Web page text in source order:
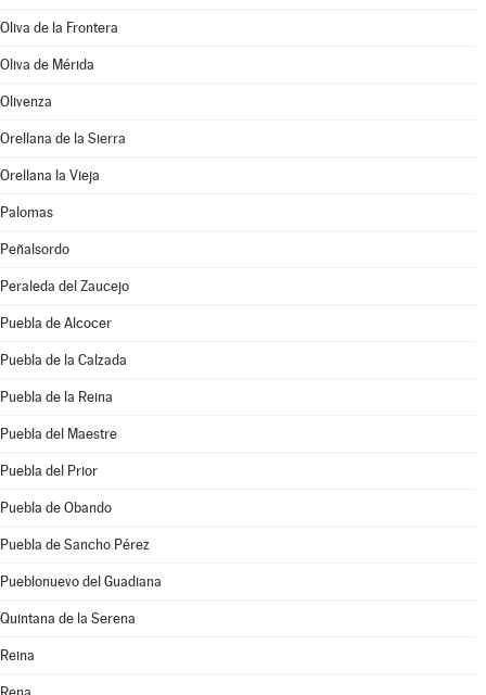
Oliva de la Frontera
Oliva de Mérida
Olivenza
Orellana de la Sierra
Orellana la Vieja
Palomas
Peñalsordo
Peraleda del Zaucejo
Puebla de Alcocer
Puebla de la Calzada
Puebla de la Reina
Puebla del Maestre
Puebla del Prior
Puebla de Obando
Puebla de Sancho Pérez
Pueblonuevo del Guadiana
Quintana de la Serena
Reina